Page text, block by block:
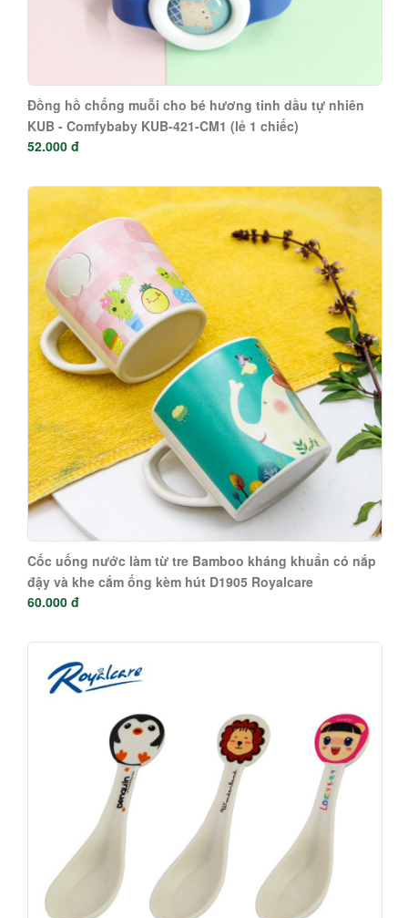
Đồng hồ chống muỗi cho bé hương tinh dầu tự nhiên
KUB - Comfybaby KUB-421-CM1 (lẻ 1 chiếc)
52.000 đ
Cốc uống nước làm từ tre Bamboo kháng khuẩn có nắp
đậy và khe cắm ống kèm hút D1905 Royalcare